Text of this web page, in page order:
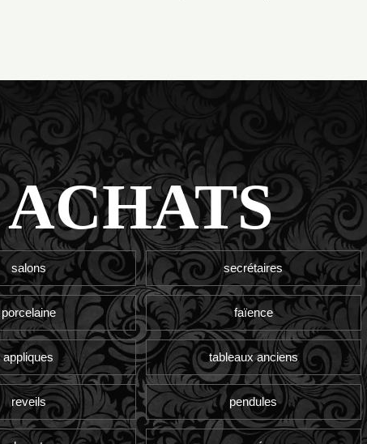
ACHATS
salons secrétaires
porcelaine faïence
appliques tableaux anciens
reveils pendules